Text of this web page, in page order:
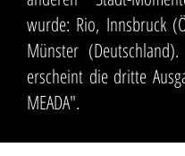
wurde: Rio, Innsbruck
Münster
erscheint die dritte
MEADA".